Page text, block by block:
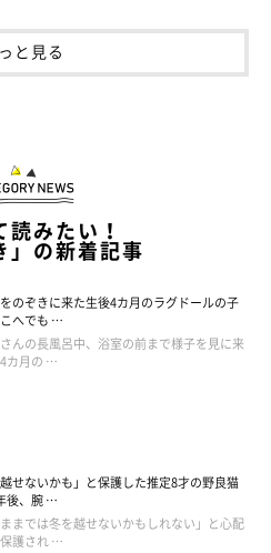
「つかまえてやるにゃ♡」とマンチ
を使って、ヒモをキャッチする
と見る
読みたい！
」の新着記事
のぞきに来た生後4カ月のラグドールの子
へでも …
んの長風呂中、浴室の前まで様子を見に来
カ月の …
越せないかも」と保護した推定8才の野良猫
後、腕 …
ままでは冬を越せないかもしれない」と心配
護され …